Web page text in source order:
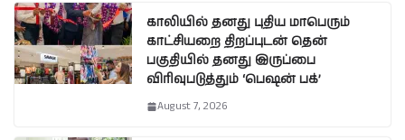
காலியில் தனது புதிய மாபெரும்
காட்சியறை திறப்புடன் தென்
பகுதியில் தனது இருப்பை
விரிவுபடுத்தும் ‘பெஷன் பக்’
August 7, 2026